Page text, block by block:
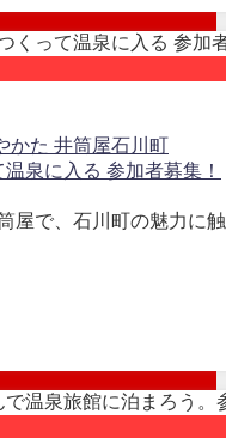
かた 井筒屋石川町
泉に入る 参加者募集！
屋で、石川町の魅力に